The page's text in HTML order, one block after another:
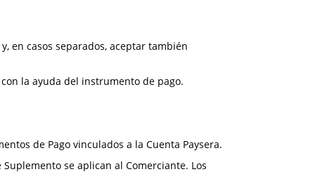
en casos separados, aceptar también
la ayuda del instrumento de pago.
de Pago vinculados a la Cuenta Paysera.
se aplican al Comerciante. Los